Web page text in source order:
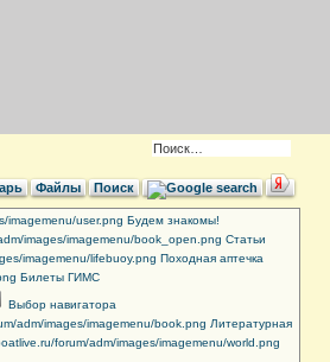
Файлы Поиск
Будем знакомы!
Cтатьи
Походная аптечка
Билеты ГИМС
Выбор навигатора
Литературная